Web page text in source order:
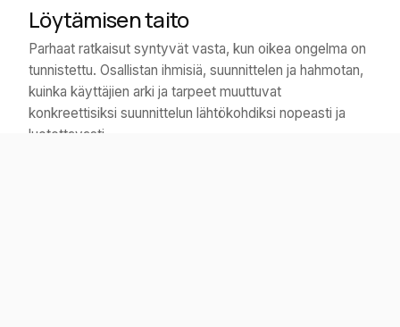
Löytämisen taito
Parhaat ratkaisut syntyvät vasta, kun oikea ongelma on
tunnistettu. Osallistan ihmisiä, suunnittelen ja hahmotan,
kuinka käyttäjien arki ja tarpeet muuttuvat
konkreettisiksi suunnittelun lähtökohdiksi nopeasti ja
luotettavasti.